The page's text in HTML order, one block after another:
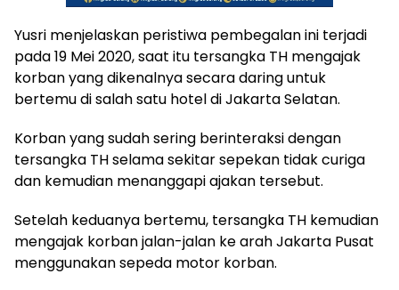
Yusri menjelaskan peristiwa pembegalan ini terjadi
pada 19 Mei 2020, saat itu tersangka TH mengajak
korban yang dikenalnya secara daring untuk
bertemu di salah satu hotel di Jakarta Selatan.
Korban yang sudah sering berinteraksi dengan
tersangka TH selama sekitar sepekan tidak curiga
dan kemudian menanggapi ajakan tersebut.
Setelah keduanya bertemu, tersangka TH kemudian
mengajak korban jalan-jalan ke arah Jakarta Pusat
menggunakan sepeda motor korban.